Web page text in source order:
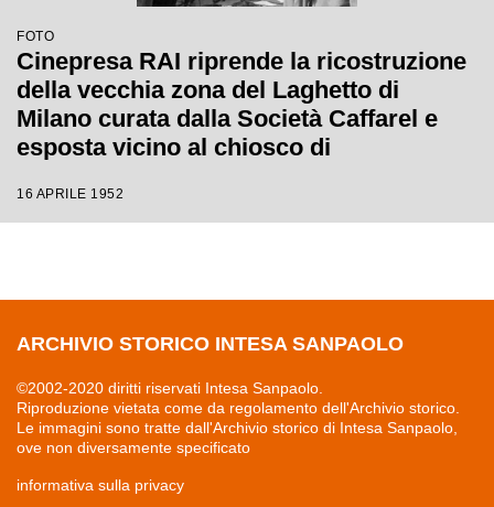
FOTO
Cinepresa RAI riprende la ricostruzione
della vecchia zona del Laghetto di
Milano curata dalla Società Caffarel e
esposta vicino al chiosco di
Fiera Campionaria del 1952
16 APRILE 1952
ARCHIVIO STORICO INTESA SANPAOLO
©2002-2020 diritti riservati Intesa Sanpaolo.
Riproduzione vietata come da regolamento dell'Archivio storico.
Le immagini sono tratte dall'Archivio storico di Intesa Sanpaolo,
ove non diversamente specificato
informativa sulla privacy